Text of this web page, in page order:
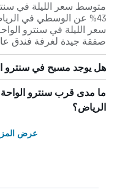
متوسط سعر الليلة في
صفقة جيدة لغرفة فندق
هل يوجد مسبح في سنترو
ما مدى قرب سنترو
الرياض؟
عرض